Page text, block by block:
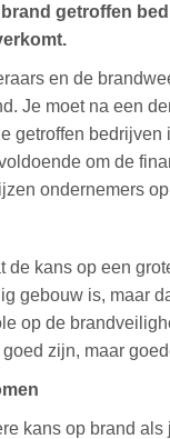
getroffen
en de
Je moet na een
getroffen
om de
ondernemers
de kans op een
gebouw is, maar
op de
zijn, maar
kans op brand